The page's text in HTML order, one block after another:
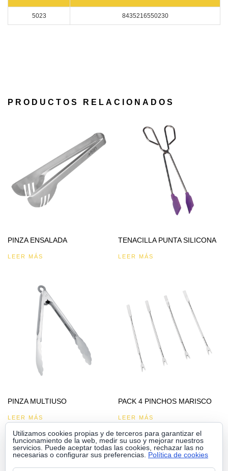
5023 8435216550230
PRODUCTOS RELACIONADOS
PINZA ENSALADA
LEER MÁS
TENACILLA PUNTA SILICONA
LEER MÁS
PINZA MULTIUSO
LEER MÁS
PACK 4 PINCHOS MARISCO
LEER MÁS
Utilizamos cookies propias y de terceros para garantizar el
funcionamiento de la web, medir su uso y mejorar nuestros
servicios. Puede aceptar todas las cookies, rechazar las no
necesarias o configurar sus preferencias. Política de cookies